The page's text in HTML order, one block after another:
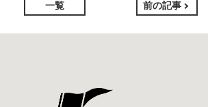
一覧 前の記事